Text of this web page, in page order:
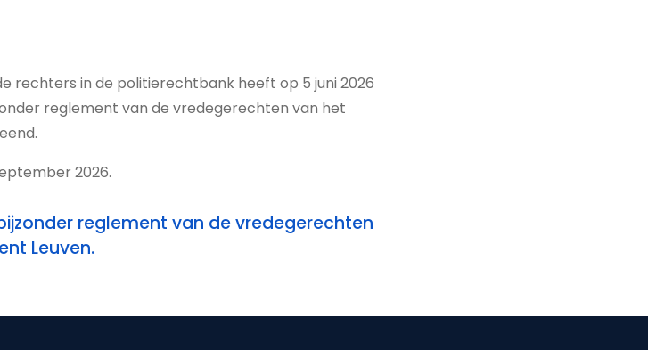
rechters in de politierechtbank heeft op 5 juni 2026
reglement van de vredegerechten van het
2026.
reglement van de vredegerechten
Leuven.